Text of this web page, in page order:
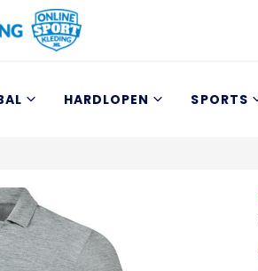
HARDLOPEN SPORTS